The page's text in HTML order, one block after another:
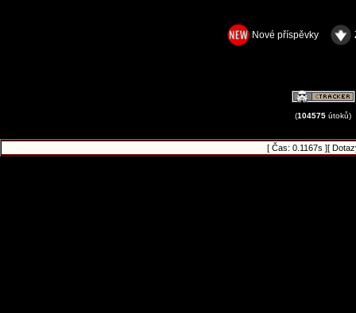
Nové příspěvky
(104575 útoků)
[ Čas: 0.1167s ][